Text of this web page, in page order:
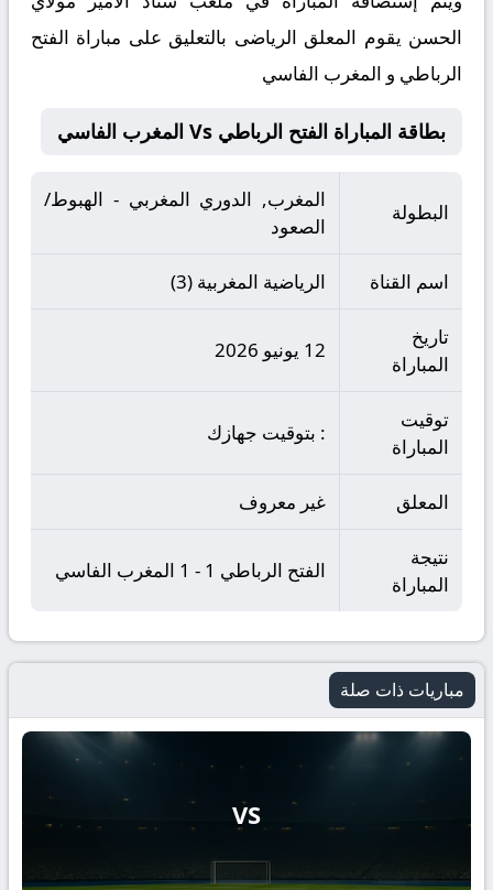
الحسن يقوم المعلق الرياضى بالتعليق على مباراة الفتح
الرباطي و المغرب الفاسي
بطاقة المباراة الفتح الرباطي Vs المغرب الفاسي
البطولة
المغرب, الدوري المغربي - الهبوط/
الصعود
اسم القناة الرياضية المغربية (3)
تاريخ
المباراة
12 يونيو 2026
توقيت
المباراة
: بتوقيت جهازك
المعلق غير معروف
نتيجة
المباراة
الفتح الرباطي 1 - 1 المغرب الفاسي
مباريات ذات صلة
VS